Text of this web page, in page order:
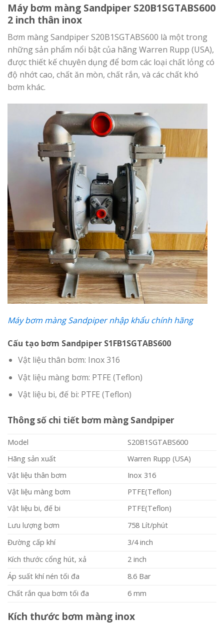
Máy bơm màng Sandpiper S20B1SGTABS600
2 inch thân inox
Bơm màng Sandpiper S20B1SGTABS600 là một trong
những sản phẩm nổi bật của hãng Warren Rupp (USA),
được thiết kế chuyên dụng để bơm các loại chất lỏng có
độ nhớt cao, chất ăn mòn, chất rắn, và các chất khó
bơm khác.
Máy bơm màng Sandpiper nhập khẩu chính hãng
Cấu tạo bơm Sandpiper S1FB1SGTABS600
Vật liệu thân bơm: Inox 316
Vật liệu màng bơm: PTFE (Teflon)
Vật liệu bi, đế bi: PTFE (Teflon)
Thông số chi tiết bơm màng Sandpiper
Model
S20B1SGTABS600
Hãng sản xuất
Warren Rupp (USA)
Vật liệu thân bơm
Inox 316
Vật liệu màng bơm
PTFE(Teflon)
Vật liệu bi, đế bi
PTFE(Teflon)
Lưu lượng bơm
758 Lít/phút
Đường cấp khí
3/4 inch
Kích thước cổng hút, xả
2 inch
Áp suất khí nén tối đa
8.6 Bar
Chất rắn qua bơm tối đa
6 mm
Kích thước bơm màng inox